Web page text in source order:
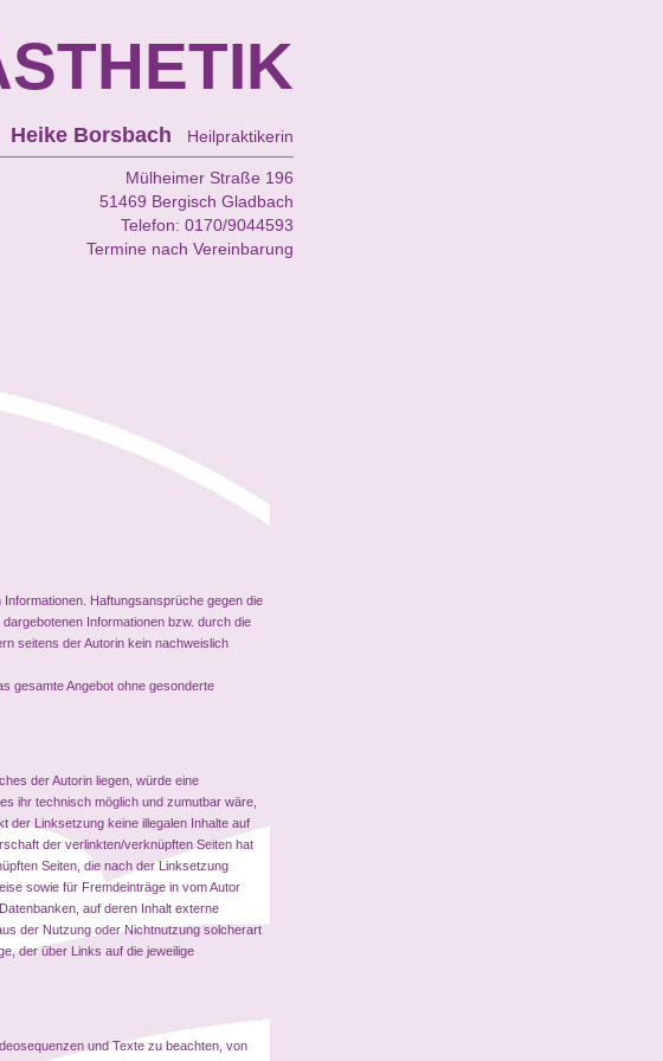
Heike Borsbach Heilpraktikerin
Mülheimer Straße 196
51469 Bergisch Gladbach
Telefon: 0170/9044593
Termine nach Vereinbarung
Haftungsansprüche gegen die
Informationen bzw. durch die
seitens der Autorin kein nachweislich
gesamte Angebot ohne gesonderte
der Autorin liegen, würde eine
ihr technisch möglich und zumutbar wäre,
der Linksetzung keine illegalen Inhalte auf
der verlinkten/verknüpften Seiten hat
Seiten, die nach der Linksetzung
sowie für Fremdeinträge in vom Autor
auf deren Inhalt externe
der Nutzung oder Nichtnutzung solcherart
der über Links auf die jeweilige
und Texte zu beachten, von